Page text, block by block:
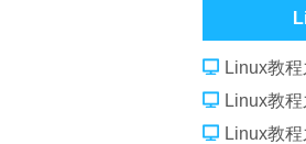
Linux教
Linux教
Linux教